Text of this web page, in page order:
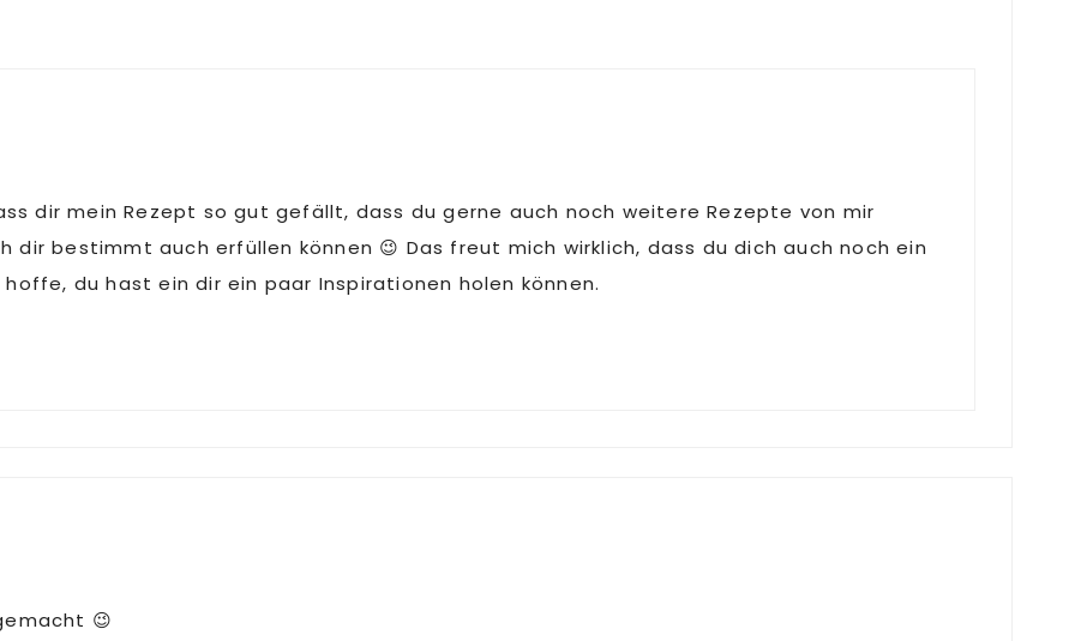
dir mein Rezept so gut gefällt, dass du gerne auch noch weitere Rezepte von mir
dir bestimmt auch erfüllen können 😉 Das freut mich wirklich, dass du dich auch noch ein
du hast ein dir ein paar Inspirationen holen können.
😉